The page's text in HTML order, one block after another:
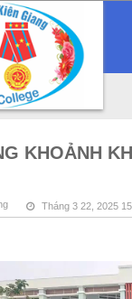
KHOẢNH
Tháng 3 22, 2025